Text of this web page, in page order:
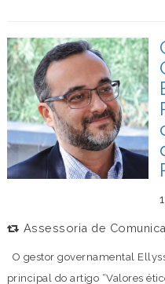
Assessoria de
O gestor governamental
principal do artigo “Valores